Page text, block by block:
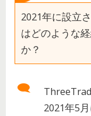
2021年に設立
はどのような
か？
2021年5